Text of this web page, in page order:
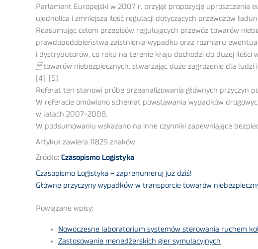
Parlament Europejski w 2007 r. przyjął propozycję
ujednolica i zmniejsza ilość regulacji dotyczących przewozów
Reasumując celem przepisów regulujących przewóz towarów
prawdopodobieństwa zaistnienia wypadku oraz rozmiaru
i dystrybutorów, co roku na terenie kraju dochodzi do dużej ilości
towarów niebezpiecznych, stwarzając duże zagrożenie dla ludzi
[4], [5].
Referat ten stanowi próbę przeanalizowania głównych przyczyn
W referacie omówiono schemat powstawania wypadków
w latach 2007-2008.
W podsumowaniu wskazano na inne czynniki zapewniające
Artykuł zawiera 11829 znaków.
Źródło: Czasopismo Logistyka
Czasopismo Logistyka – zaprenumeruj już dziś!
Główne przyczyny wypadków w transporcie towarów
Powiązane wpisy:
Nowoczesne laboratorium systemów sterowania ruchem
Zastosowanie menedżerskich gier symulacyjnych